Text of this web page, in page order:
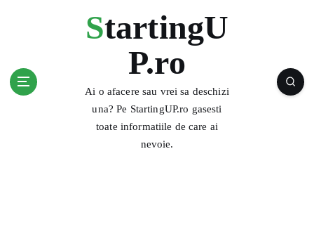
StartingU
P.ro
Ai o afacere sau vrei sa deschizi
una? Pe StartingUP.ro gasesti
toate informatiile de care ai
nevoie.